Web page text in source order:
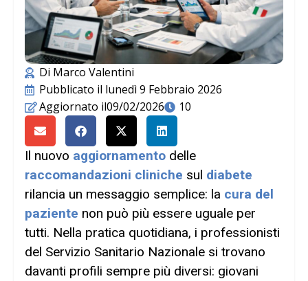
Di Marco Valentini
Pubblicato il lunedì 9 Febbraio 2026
Aggiornato il09/02/2026
10
Il nuovo aggiornamento delle
raccomandazioni cliniche sul diabete
rilancia un messaggio semplice: la cura del
paziente non può più essere uguale per
tutti. Nella pratica quotidiana, i professionisti
del Servizio Sanitario Nazionale si trovano
davanti profili sempre più diversi: giovani